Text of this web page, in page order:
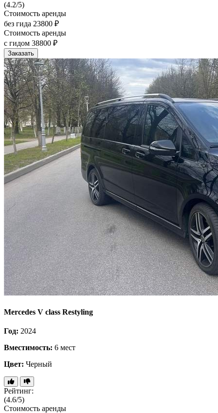
(4.2/5)
Стоимость аренды
без гида 23800 ₽
Стоимость аренды
с гидом 38800 ₽
Заказать
Mercedes V class Restyling
Год: 2024
Вместимость: 6 мест
Цвет: Черный
Рейтинг:
(4.6/5)
Стоимость аренды